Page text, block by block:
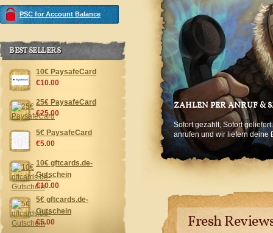
ZAHLEN PER ANRUF &
Sofort gezahlt, Sofort
anrufen und wir liefern deine
Fresh
PSC for Account Balance
BEST SELLERS
10€ PaysafeCard
€10.00
25€ PaysafeCard
€25.00
5€ PaysafeCard
€5.00
10€ gftcards.de-
Gutschein
€10.00
5€ gftcards.de-
Gutschein
€5.00